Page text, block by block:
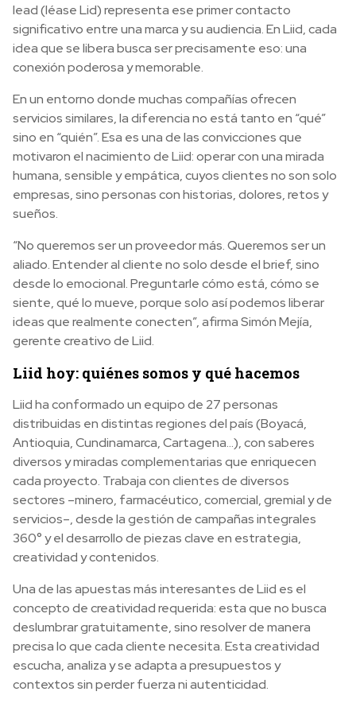
lead (léase Lid) representa ese primer contacto
significativo entre una marca y su audiencia. En Liid, cada
idea que se libera busca ser precisamente eso: una
conexión poderosa y memorable.
En un entorno donde muchas compañías ofrecen
servicios similares, la diferencia no está tanto en “qué”
sino en “quién”. Esa es una de las convicciones que
motivaron el nacimiento de Liid: operar con una mirada
humana, sensible y empática, cuyos clientes no son solo
empresas, sino personas con historias, dolores, retos y
sueños.
“No queremos ser un proveedor más. Queremos ser un
aliado. Entender al cliente no solo desde el brief, sino
desde lo emocional. Preguntarle cómo está, cómo se
siente, qué lo mueve, porque solo así podemos liberar
ideas que realmente conecten”, afirma Simón Mejía,
gerente creativo de Liid.
Liid hoy: quiénes somos y qué hacemos
Liid ha conformado un equipo de 27 personas
distribuidas en distintas regiones del país (Boyacá,
Antioquia, Cundinamarca, Cartagena...), con saberes
diversos y miradas complementarias que enriquecen
cada proyecto. Trabaja con clientes de diversos
sectores –minero, farmacéutico, comercial, gremial y de
servicios–, desde la gestión de campañas integrales
360° y el desarrollo de piezas clave en estrategia,
creatividad y contenidos.
Una de las apuestas más interesantes de Liid es el
concepto de creatividad requerida: esta que no busca
deslumbrar gratuitamente, sino resolver de manera
precisa lo que cada cliente necesita. Esta creatividad
escucha, analiza y se adapta a presupuestos y
contextos sin perder fuerza ni autenticidad.